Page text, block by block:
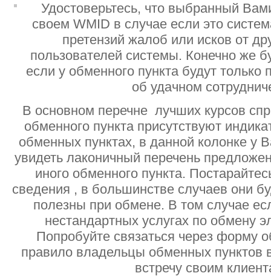
Удостоверьтесь, что выбранный
своем WMID в случае если это
претензий жалоб или исков от
пользователей системы. Конечно же
если у обменного пункта будут
об удачном
В основном перечне лучших курсов
обменного пункта присутствуют
обменных пунктах, в данной колонке у
увидеть лаконичный перечень
иного обменного пункта.
сведения , в большинстве случаев они
полезны при обмене. В том случае
нестандартных услугах по обмену
Попробуйте связаться через форму
правило владельцы обменных пунктов
встречу своим